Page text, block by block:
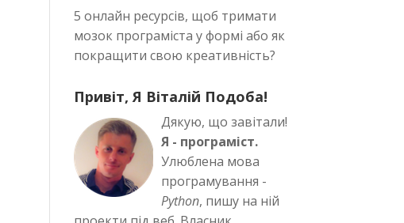
5 онлайн ресурсів, щоб тримати
мозок програміста у формі або як
покращити свою креативність?
Привіт, Я Віталій Подоба!
Дякую, що завітали!
Я - програміст.
Улюблена мова
програмування -
Python, пишу на ній